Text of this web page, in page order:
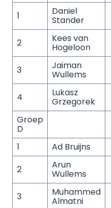
1 Daniel
Stander
2 Kees van
Hogeloon
3 Jaiman
Wullems
4 Lukasz
Grzegorek
Groep
D
1
Ad Bruijns
2
Arun
Wullems
3 Muhammed
Almatni